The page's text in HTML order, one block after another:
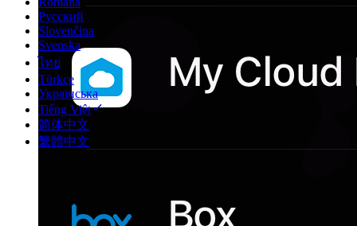
Русский
Slovenčina
Svenska
ไทย
Türkçe
Українська
Tiếng Việt
简体中文
繁體中文